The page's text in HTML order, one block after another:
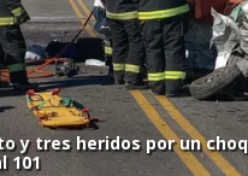
y tres heridos por un
101